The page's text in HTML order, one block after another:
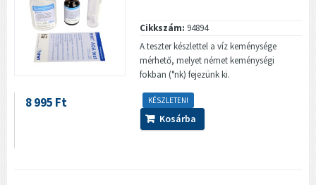
Cikkszám: 94894
A teszter készlettel a víz keménysége
mérhető, melyet német keménységi
fokban (°nk) fejezünk ki.
KÉSZLETEN!
8 995 Ft
Kosárba